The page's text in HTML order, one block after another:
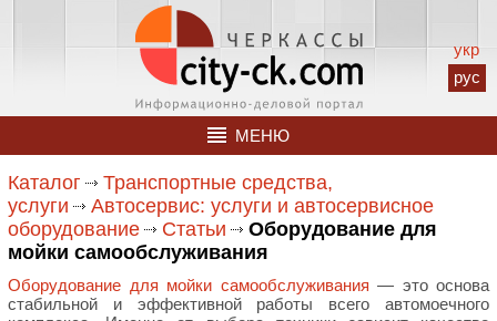
укр
рус
МЕНЮ
Каталог
Транспортные средства,
услуги
Автосервис: услуги и автосервисное
оборудование
Статьи
Оборудование для
мойки самообслуживания
Оборудование для мойки самообслуживания — это основа
стабильной и эффективной работы всего автомоечного